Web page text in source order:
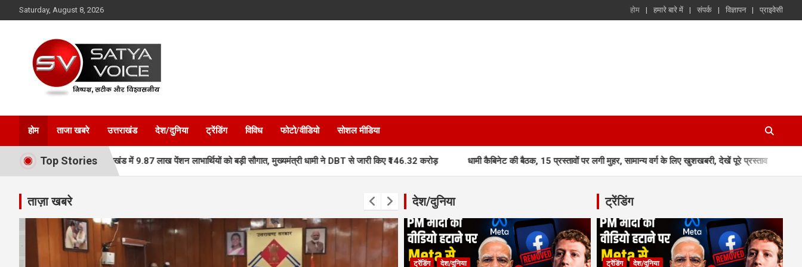
to
Saturday, August 8, 2026 होम हमारे बारे में संपर्क विज्ञापन प्राइवेसी
Satya Voice
होम ताजा खबरे उत्तराखंड देश/दुनिया ट्रेंडिंग विविध फोटो/वीडियो सोशल मीडिया
Top Stories
उत्तराखंड में 9.87 लाख पेंशन लाभार्थियों को बड़ी सौगात, मुख्यमंत्री धामी ने DBT से जारी किए ₹146.32 करोड़ धामी कैबिनेट की बैठक, 15 प्रस्तावों पर लगी मुहर, सामान्य वर्ग के लिए खुशखबरी, देखें पूरे प्रस्ताव देहरादून-मसूरी के
ताज़ा खबरे देश/दुनिया
ट्रेंडिंग देश/दुनिया
ट्रेंडिंग
ट्रेंडिंग देश/दुनिया